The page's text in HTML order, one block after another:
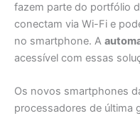
fazem parte do portfólio
conectam via Wi-Fi e
no smartphone. A
acessível com essas
Os novos smartphones
processadores de última